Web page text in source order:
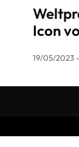
Icon
19/05/2023